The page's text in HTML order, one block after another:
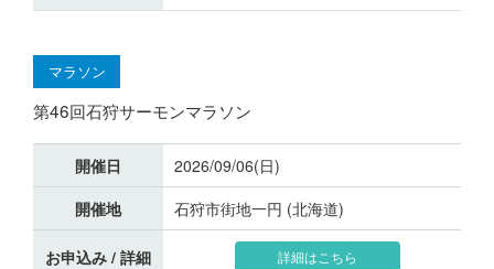
マラソン
第46回石狩サーモンマラソン
開催日
2026/09/06(日)
開催地
石狩市街地一円 (北海道)
お申込み / 詳細 詳細はこちら